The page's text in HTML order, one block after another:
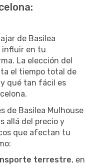
de Basilea
influir en tu
La elección del
el tiempo total de
qué tan fácil es
de Basilea Mulhouse
allá del precio y
que afectan tu
terrestre, en